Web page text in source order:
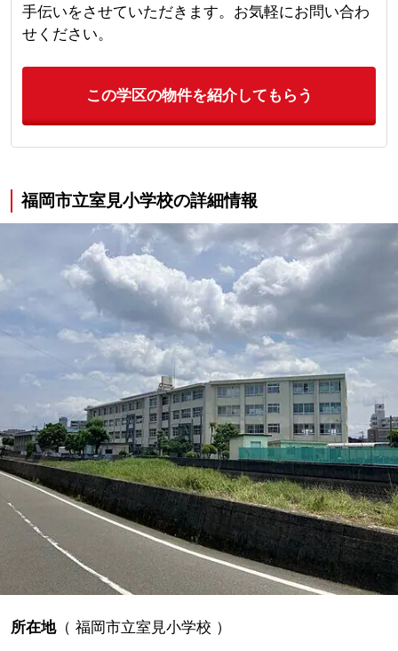
手伝いをさせていただきます。お気軽にお問い合わ
せください。
この学区の物件を紹介してもらう
福岡市立室見小学校の詳細情報
所在地（ 福岡市立室見小学校 ）